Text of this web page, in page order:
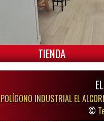
TIENDA
POLÍGONO INDUSTRIAL EL
©